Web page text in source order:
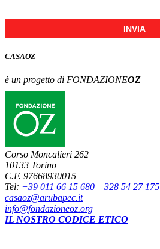
INVIA
CASAOZ
è un progetto di FONDAZIONEOZ
Corso Moncalieri 262
10133 Torino
C.F. 97668930015
Tel: +39 011 66 15 680 – 328 54 27 175
casaoz@arubapec.it
info@fondazioneoz.org
IL NOSTRO CODICE ETICO